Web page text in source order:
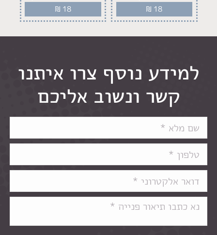
₪ 18
₪ 18
למידע נוסף צרו איתנו
קשר ונשוב אליכם